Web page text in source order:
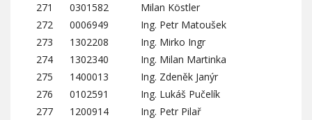
271
0301582
Milan Köstler
272
0006949
Ing. Petr Matoušek
273
1302208
Ing. Mirko Ingr
274
1302340
Ing. Milan Martinka
275
1400013
Ing. Zdeněk Janýr
276
0102591
Ing. Lukáš Pučelík
277
1200914
Ing. Petr Pilař